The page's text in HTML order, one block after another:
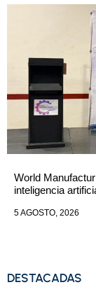
World
inteligencia
5 AGOSTO, 2026
DESTACADAS